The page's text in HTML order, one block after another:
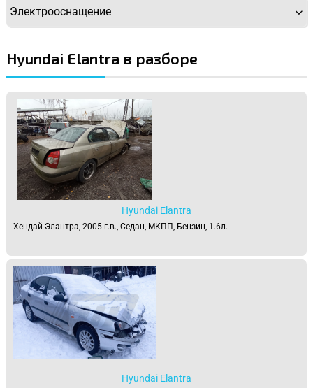
Электрооснащение
Hyundai Elantra в разборе
Hyundai Elantra
Хендай Элантра, 2005 г.в., Седан, МКПП, Бензин, 1.6л.
Hyundai Elantra